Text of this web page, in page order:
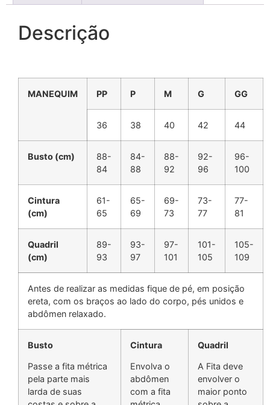
Descrição
MANEQUIM PP P M G GG
36 38 40 42 44
Busto (cm)
88-
84
84-
88
88-
92
92-
96
96-
100
Cintura
(cm)
61-
65
65-
69
69-
73
73-
77
77-
81
Quadril
(cm)
89-
93
93-
97
97-
101
101-
105
105-
109
Antes de realizar as medidas fique de pé, em posição
ereta, com os braços ao lado do corpo, pés unidos e
abdômen relaxado.
Busto
Passe a fita métrica
pela parte mais
larda de suas
Cintura
Envolva o
abdômen
com a fita
Quadril
A Fita deve
envolver o
maior ponto